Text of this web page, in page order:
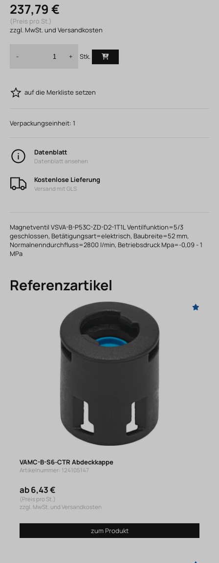
237,79 €
(Preis pro St.)
zzgl. MwSt. und Versandkosten
- + Stk.
auf die Merkliste setzen
Verpackungseinheit: 1
Datenblatt
Datenblatt ansehen
Kostenlose Lieferung
Versand mit GLS
Magnetventil VSVA-B-P53C-ZD-D2-1T1L Ventilfunktion=5/3
geschlossen, Betätigungsart=elektrisch, Baubreite=52 mm,
Normalnenndurchfluss=2800 l/min, Betriebsdruck Mpa=-0,09 - 1
MPa
Referenzartikel
VAMC-B-S6-CTR Abdeckkappe
Artikelnummer: 124105147
ab 6,43 €
(Preis pro St.)
zzgl. MwSt. und Versandkosten
zum Produkt